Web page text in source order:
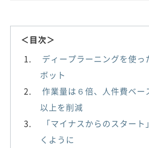
＜目次＞
ディープラーニングを使っ
ボット
作業量は６倍、人件費ベー
以上を削減
「マイナスからのスター
くように